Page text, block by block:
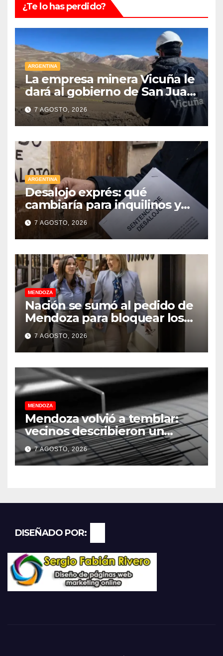
¿Te lo has perdido?
ARGENTINA
La empresa minera Vicuña le
dará al gobierno de San Juan
U$D 250 millones cómo un
aporte extraordinario y no
reembolsable
7 AGOSTO, 2026
ARGENTINA
Desalojo exprés: qué
cambiaría para inquilinos y
dueños con el proyecto que
tuvo media sanción en la
Cámara alta
7 AGOSTO, 2026
MENDOZA
Nación se sumó al pedido de
Mendoza para bloquear los
celulares en las cárceles de la
provincia
7 AGOSTO, 2026
MENDOZA
Mendoza volvió a temblar:
vecinos describieron un
“sacudón” acompañado por
un fuerte estruendo
7 AGOSTO, 2026
DISEÑADO POR: